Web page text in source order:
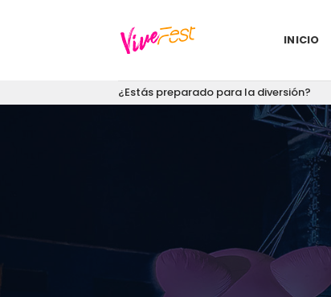
INICIO
¿Estás preparado para la diversión?